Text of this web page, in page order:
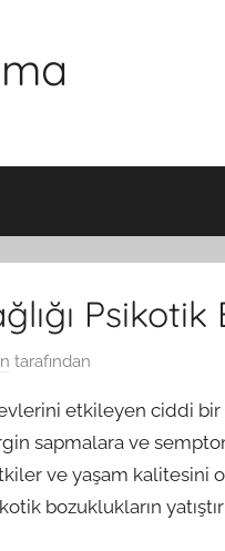
tarafından
etkileyen ciddi
sapmalara ve
ve yaşam kalitesini
bozuklukların